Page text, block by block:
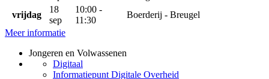
vrijdag
18
sep
10:00 -
11:30
Boerderij - Breugel
Meer informatie
Jongeren en Volwassenen
Digitaal
Informatiepunt Digitale Overheid